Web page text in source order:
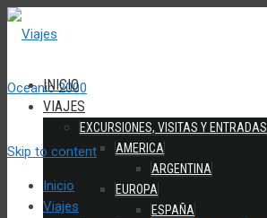
INICIO
VIAJES
EXCURSIONES, VISITAS Y ENTRADAS
AMERICA
ARGENTINA
EUROPA
ESPAÑA
Skip to content
Inicio
Viajes